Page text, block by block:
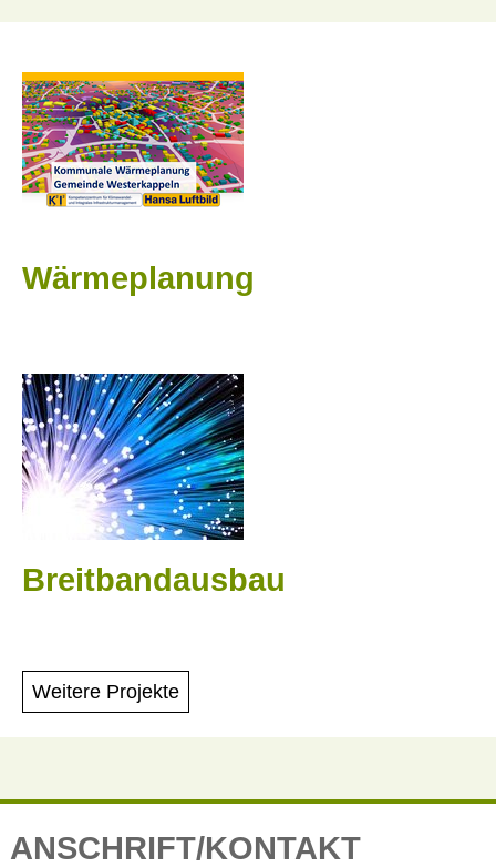
Wärmeplanung
Breitbandausbau
Weitere Projekte
ANSCHRIFT/KONTAKT